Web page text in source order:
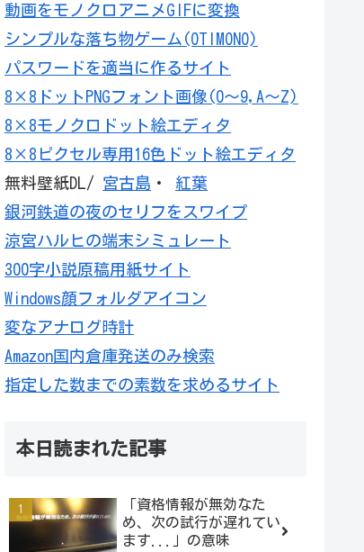
動画をモノクロアニメGIFに変換
シンプルな落ち物ゲーム(OTIMONO)
パスワードを適当に作るサイト
8×8ドットPNGフォント画像(0～9,A～Z)
8×8モノクロドット絵エディタ
8×8ピクセル専用16色ドット絵エディタ
無料壁紙DL/ 宮古島 ・ 紅葉
銀河鉄道の夜のセリフをスワイプ
涼宮ハルヒの端末シミュレート
300字小説原稿用紙サイト
Windows顔フォルダアイコン
変なアナログ時計
Amazon国内倉庫発送のみ検索
指定した数までの素数を求めるサイト
本日読まれた記事
「資格情報が無効なた
め、次の試行が遅れてい
ます...」の意味